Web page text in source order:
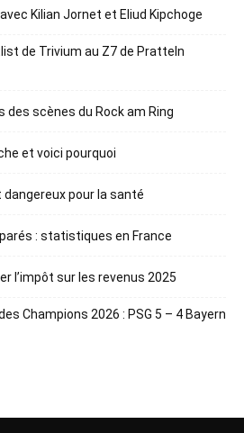
Kilian Jornet et Eliud Kipchoge
de Trivium au Z7 de Pratteln
des scènes du Rock am Ring
et voici pourquoi
dangereux pour la santé
: statistiques en France
l’impôt sur les revenus 2025
Champions 2026 : PSG 5 – 4 Bayern